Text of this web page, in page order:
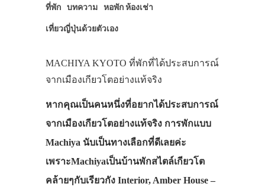
ที่พัก บทความ หอพัก ห้องเช่า
เที่ยวญี่ปุ่นด้วยตัวเอง
MACHIYA KYOTO ที่พักที่ได้ประสบการณ์
จากเมืองเกียวโตอย่างแท้จริง
หากคุณเป็นคนหนึ่งที่อยากได้ประสบการณ์
จากเมืองเกียวโตอย่างแท้จริง การพักแบบ
Machiya นับเป็นทางเลือกที่ดีเลยค่ะ
เพราะMachiyaเป็นบ้านพักสไตล์เกียวโต
คล้ายๆกับเรียวกัง Interior, Amber House –